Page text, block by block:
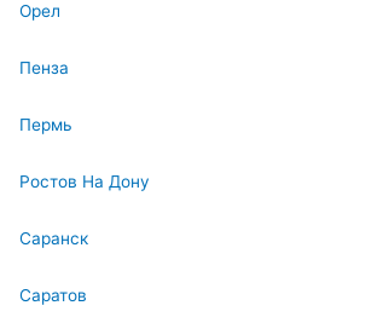
Орел
Пенза
Пермь
Ростов На Дону
Саранск
Саратов